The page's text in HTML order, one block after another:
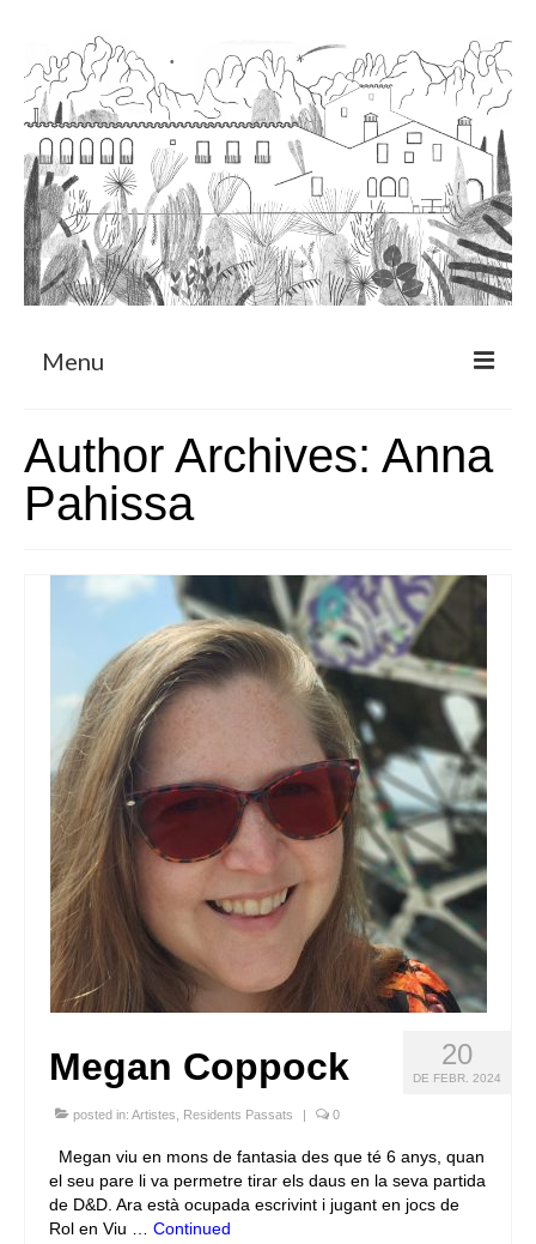
Menu
Programa de Residència
CRUCERO
Queda’t amb nosaltres
Contacte
Idioma:
Author Archives: Anna
Pahissa
20
DE FEBR. 2024
Megan Coppock
posted in: Artistes Residents Passats | 0
Megan viu en mons de fantasia des que té 6 anys, quan
el seu pare li va permetre tirar els daus en la seva partida
de D&D. Ara està ocupada escrivint i jugant en jocs de
Rol en Viu … Continued